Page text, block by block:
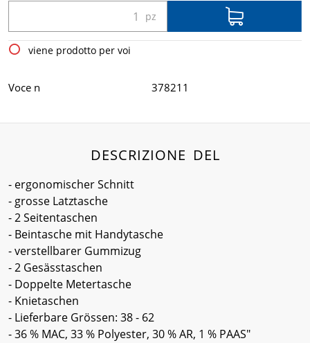
viene prodotto per voi
Voce n 378211
DESCRIZIONE DEL
- ergonomischer Schnitt
- grosse Latztasche
- 2 Seitentaschen
- Beintasche mit Handytasche
- verstellbarer Gummizug
- 2 Gesässtaschen
- Doppelte Metertasche
- Knietaschen
- Lieferbare Grössen: 38 - 62
- 36 % MAC, 33 % Polyester, 30 % AR, 1 % PAAS"